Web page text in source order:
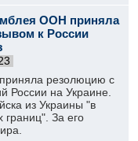
ООН приняла
к России
резолюцию с
России на Украине.
из Украины "в
За его